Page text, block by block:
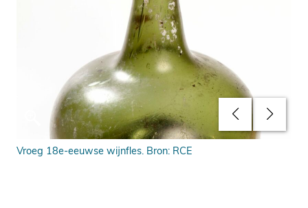
Vroeg 18e-eeuwse wijnfles. Bron: RCE